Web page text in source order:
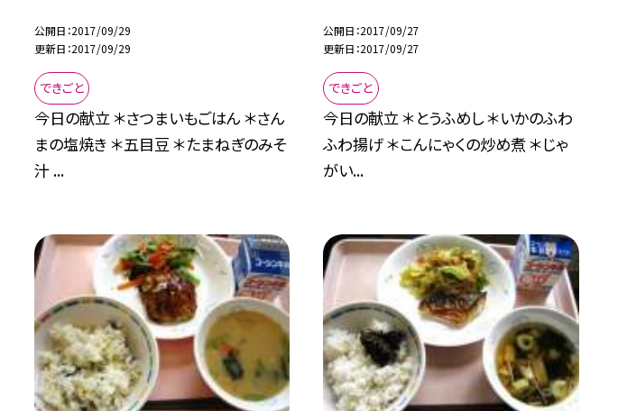
公開日 2017/09/29
更新日 2017/09/29
できごと
今日の献立 ＊さつまいもごはん ＊さん
まの塩焼き ＊五目豆 ＊たまねぎのみそ
汁 ...
公開日 2017/09/27
更新日 2017/09/27
できごと
今日の献立 ＊とうふめし ＊いかのふわ
ふわ揚げ ＊こんにゃくの炒め煮 ＊じゃ
がい...